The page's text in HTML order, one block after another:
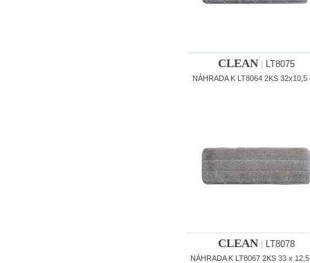
CLEAN LT8075
NÁHRADA K LT8064 2KS 32x10,5
CLEAN LT8078
NÁHRADA K LT8067 2KS 33 x